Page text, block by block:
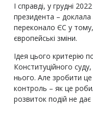
І справді, у грудні
президента –
переконало ЄС у
європейські зміни.
Ідея цього критерію
Конституційного
нього. Але зробити
контроль – як це
розвиток подій не